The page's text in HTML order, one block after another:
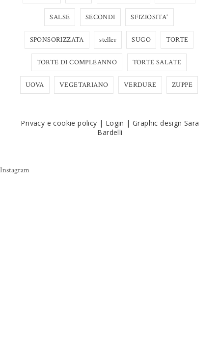
SALSE SECONDI SFIZIOSITA'
SPONSORIZZATA steller SUGO TORTE
TORTE DI COMPLEANNO TORTE SALATE
UOVA VEGETARIANO VERDURE ZUPPE
Privacy e cookie policy | Login | Graphic design Sara
Bardelli
Instagram